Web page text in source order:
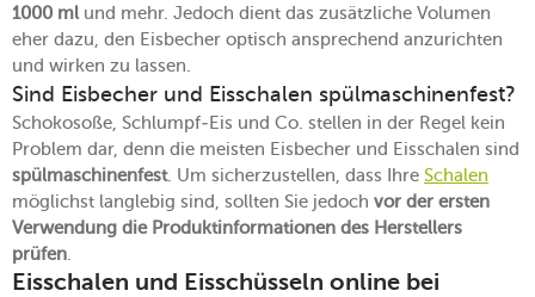
1000 mlund mehr. Jedoch dient das zusätzliche Volumen
eher dazu, den Eisbecher optisch ansprechend anzurichten
und wirken zu lassen.
Sind Eisbecher und Eisschalen spülmaschinenfest?
Schokosoße, Schlumpf-Eis und Co. stellen in der Regel kein
Problem dar, denn die meisten Eisbecher und Eisschalen sind
spülmaschinenfest. Um sicherzustellen, dass Ihre Schalen
möglichst langlebig sind, sollten Sie jedoch vor der ersten
Verwendung die Produktinformationen des Herstellers
prüfen.
Eisschalen und Eisschüsseln online bei